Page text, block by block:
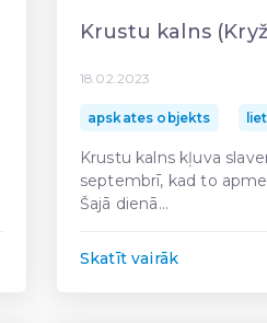
Krustu kalns
18.02.2023
apskates objekts
Krustu kalns kļuva
septembrī, kad to
Šajā dienā...
Skatīt vairāk